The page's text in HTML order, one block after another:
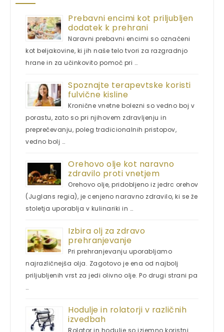
Prebavni encimi kot priljubljen
dodatek k prehrani
Naravni prebavni encimi so označeni
kot beljakovine, ki jih naše telo tvori za razgradnjo
hrane in za učinkovito pomoč pri …
Spoznajte terapevtske koristi
fulvične kisline
Kronične vnetne bolezni so vedno boj v
porastu, zato so pri njihovem zdravljenju in
preprečevanju, poleg tradicionalnih pristopov,
vedno bolj …
Orehovo olje kot naravno
zdravilo proti vnetjem
Orehovo olje, pridobljeno iz jedrc orehov
(Juglans regia), je cenjeno naravno zdravilo, ki se že
stoletja uporablja v kulinariki in …
Izbira olj za zdravo
prehranjevanje
Pri prehranjevanju uporabljamo
najrazličnejša olja. Zagotovo je ena od najbolj
priljubljenih vrst za jedi olivno olje. Po drugi strani pa
…
Hodulje in rolatorji v različnih
izvedbah